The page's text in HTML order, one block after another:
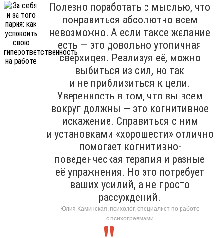
Полезно поработать с мыслью, что
понравиться абсолютно всем
невозможно. А если такое желание
есть — это довольно утопичная
сверхидея. Реализуя её, можно
выбиться из сил, но так
и не приблизиться к цели.
Уверенность в том, что вы всем
вокруг должны — это когнитивное
искажение. Справиться с ним
и установками «хорошести» отлично
помогает когнитивно-
поведенческая терапия и разные
её упражнения. Но это потребует
ваших усилий, а не просто
рассуждений.
Юлия Каминская, психолог, специалист по работе
с психотравмами